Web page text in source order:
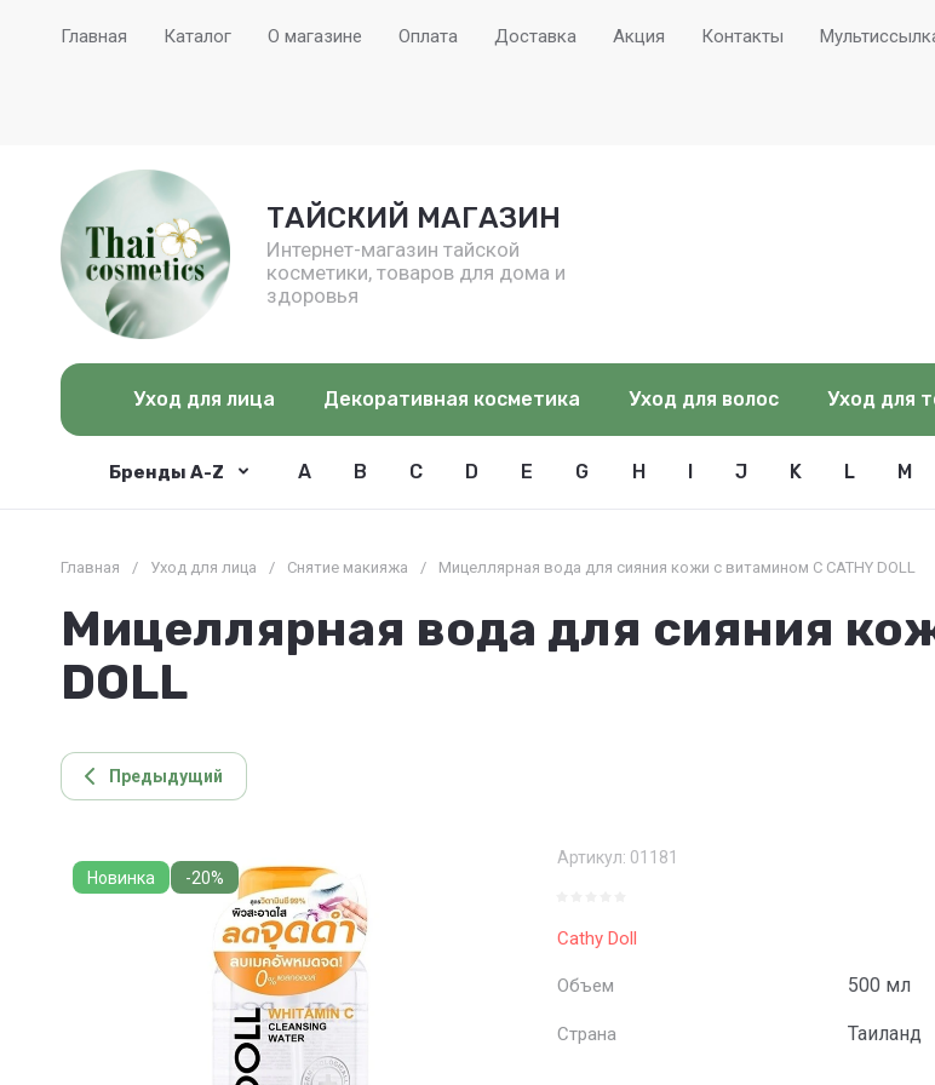
Главная Каталог О магазине Оплата Доставка Акция Контакты
ТАЙСКИЙ МАГАЗИН
Интернет-магазин тайской
косметики, товаров для дома и
здоровья
Уход для лица Декоративная косметика Уход для волос Уход для
Бренды A-Z A B C D E G H I J K L M
Главная / Уход для лица / Снятие макияжа / Мицеллярная вода для сияния кожи с витамином С CATHY DOLL
Мицеллярная вода для сияния
DOLL
Предыдущий
Новинка -20%
Артикул: 01181
Cathy Doll
Объем 500 мл
Страна Таиланд